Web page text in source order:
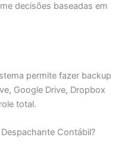
decisões baseadas em
permite fazer backup
Google Drive, Dropbox
total.
Contábil?